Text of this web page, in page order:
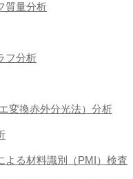
質量分析
フ分析
変換赤外分光法）分析
よる材料識別（PMI）検査